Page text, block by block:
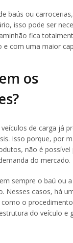
baús ou
isso pode ser
fica
com uma maior
os
de carga já
Isso porque, por
não é possível
do mercado.
sempre o baú ou
Nesses casos, há
como o
do veículo e